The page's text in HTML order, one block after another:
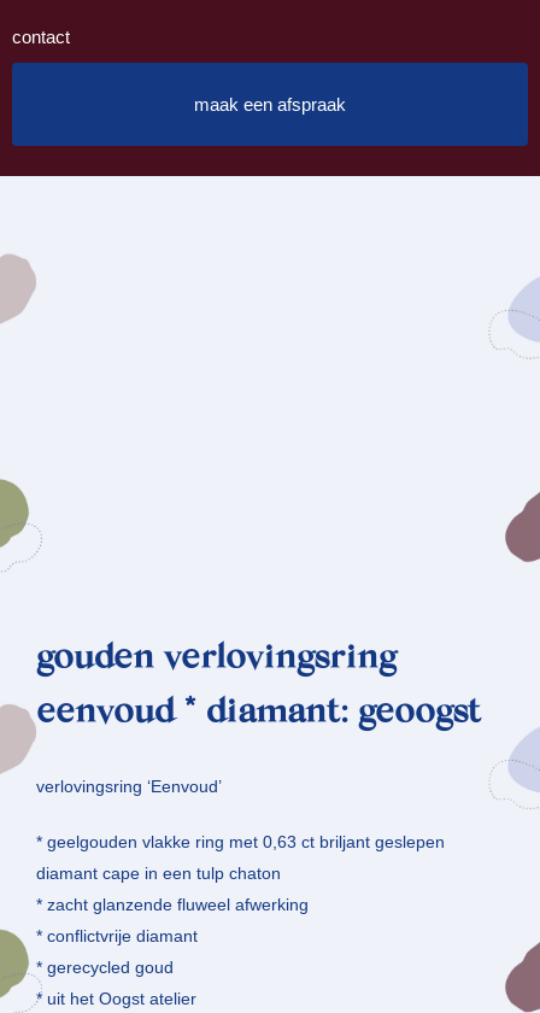
contact
maak een afspraak
gouden verlovingsring
eenvoud * diamant: geoogst
verlovingsring ‘Eenvoud’
* geelgouden vlakke ring met 0,63 ct briljant geslepen
diamant cape in een tulp chaton
* zacht glanzende fluweel afwerking
* conflictvrije diamant
* gerecycled goud
* uit het Oogst atelier